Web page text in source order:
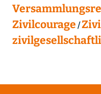
Zivilcourage